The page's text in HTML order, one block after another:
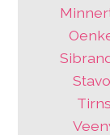
Tirns